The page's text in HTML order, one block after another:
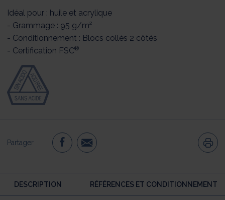
Idéal pour : huile et acrylique
- Grammage : 95 g/m²
- Conditionnement : Blocs collés 2 côtés
- Certification FSC®
Partager
DESCRIPTION RÉFÉRENCES ET CONDITIONNEMENT